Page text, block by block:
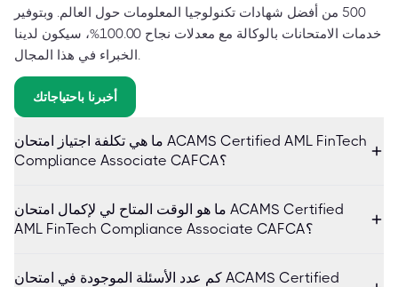
500 من أفضل شهادات تكنولوجيا المعلومات حول العالم. وبتوفير
خدمات الامتحانات بالوكالة مع معدلات نجاح 100.00%، سيكون لدينا
الخبراء في هذا المجال.
أخبرنا باحتياجاتك
ما هي تكلفة اجتياز امتحان ACAMS Certified AML FinTech
Compliance Associate CAFCA؟
ما هو الوقت المتاح لي لإكمال امتحان ACAMS Certified
AML FinTech Compliance Associate CAFCA؟
كم عدد الأسئلة الموجودة في امتحان ACAMS Certified